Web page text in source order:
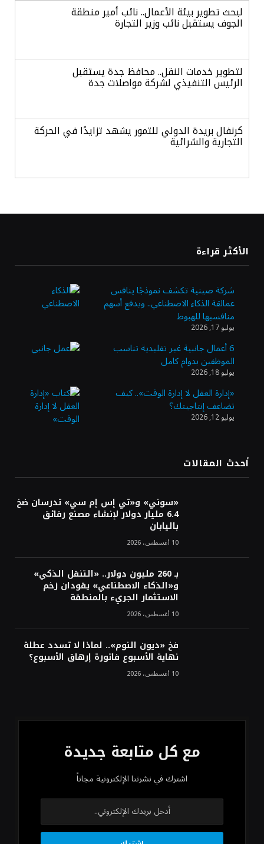
لبحث تطوير بيئة الأعمال.. نائب أمير منطقة
الجوف يستقبل نائب وزير التجارة
لتطوير خدمات النقل.. محافظ جدة يستقبل
الرئيس التنفيذي لشركة مواصلات جدة
كرنفال بريدة الدولي للتمور يشهد تزايدًا في الحركة
التجارية والشرائية
أسعار الذهب تتراجع بفعل جني الأرباح وترقب
بيانات التضخم الأمريكية
أسعار النفط ترتفع وسط استمرار الغموض بشأن
إعادة فتح مضيق هرمز
10 ملايين ريال لتمكين رواد الأعمال في قطاع
الاستثمار الاجتماعي
«بنك الرياض» يُغلق طرح صكوك الشريحة الأولى
لتعزيز رقمنة قطاع البناء في السعودية
الأكثر قراءة
شركة صينية تكشف نموذجًا ينافس
عمالقة الذكاء الاصطناعي.. ويدفع أسهم
منافسيها للهبوط
يوليو 17, 2026
6 أعمال جانبية غير تقليدية تناسب
الموظفين بدوام كامل
يوليو 18, 2026
«إدارة العقل لا إدارة الوقت».. كيف
تضاعف إنتاجيتك؟
يوليو 12, 2026
أحدث المقالات
«سوني» و«تي إس إم سي» تدرسان ضخ
6.4 مليار دولار لإنشاء مصنع رقائق
باليابان
10 أغسطس، 2026
بـ 260 مليون دولار.. «التنقل الذكي»
و«الذكاء الاصطناعي» يقودان زخم
الاستثمار الجريء بالمنطقة
10 أغسطس، 2026
فخ «ديون النوم».. لماذا لا تسدد عطلة
نهاية الأسبوع فاتورة إرهاق الأسبوع؟
10 أغسطس، 2026
مع كل متابعة جديدة
اشترك في نشرتنا الإلكترونية مجاناً